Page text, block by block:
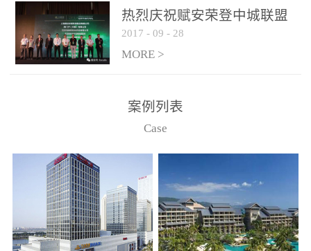
和监控端两大部分组成。
两者之间通过以太网相
联，一台监控主机最多可
从监控主机上获取，最多
只能接6台，超过的需从现
热烈庆祝赋安荣登中城联盟
联合采购战略合作平台
2017 - 09 - 28
MORE >
案例列表
Case